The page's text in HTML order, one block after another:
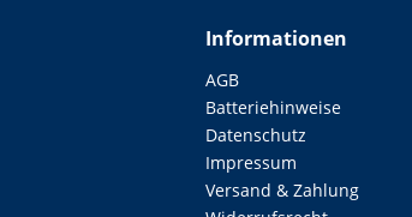
Informationen
AGB
Batteriehinweise
Datenschutz
Impressum
Versand & Zahlung